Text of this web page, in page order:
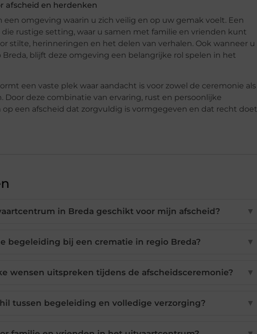
afscheid en herdenken
een omgeving waarin u zich veilig en op uw gemak voelt. Een
rustige setting, waar u samen met familie en vrienden kunt
stilte, herinneringen en het delen van verhalen. Ook wanneer u
blijft deze omgeving een belangrijke rol spelen in het
een vaste plek waar aandacht is voor zowel de ceremonie als
Door deze combinatie van ervaring, rust en persoonlijke
een afscheid dat zorgvuldig is vormgegeven en dat recht doet
in Breda geschikt voor mijn afscheid? ▼
begeleiding bij een crematie in regio Breda? ▼
wensen uitspreken tijdens de afscheidsceremonie? ▼
tussen begeleiding en volledige verzorging? ▼